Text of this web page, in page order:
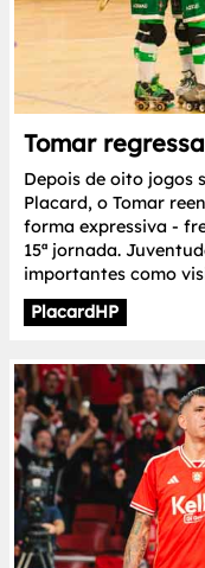
Tomar
Depois de oito jogos
Placard, o Tomar
forma expressiva -
15ª jornada.
importantes como
PlacardHP